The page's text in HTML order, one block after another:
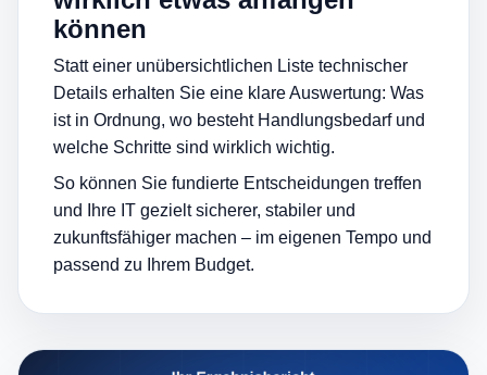
können
Statt einer unübersichtlichen Liste technischer
Details erhalten Sie eine klare Auswertung: Was
ist in Ordnung, wo besteht Handlungsbedarf und
welche Schritte sind wirklich wichtig.
So können Sie fundierte Entscheidungen treffen
und Ihre IT gezielt sicherer, stabiler und
zukunftsfähiger machen – im eigenen Tempo und
passend zu Ihrem Budget.